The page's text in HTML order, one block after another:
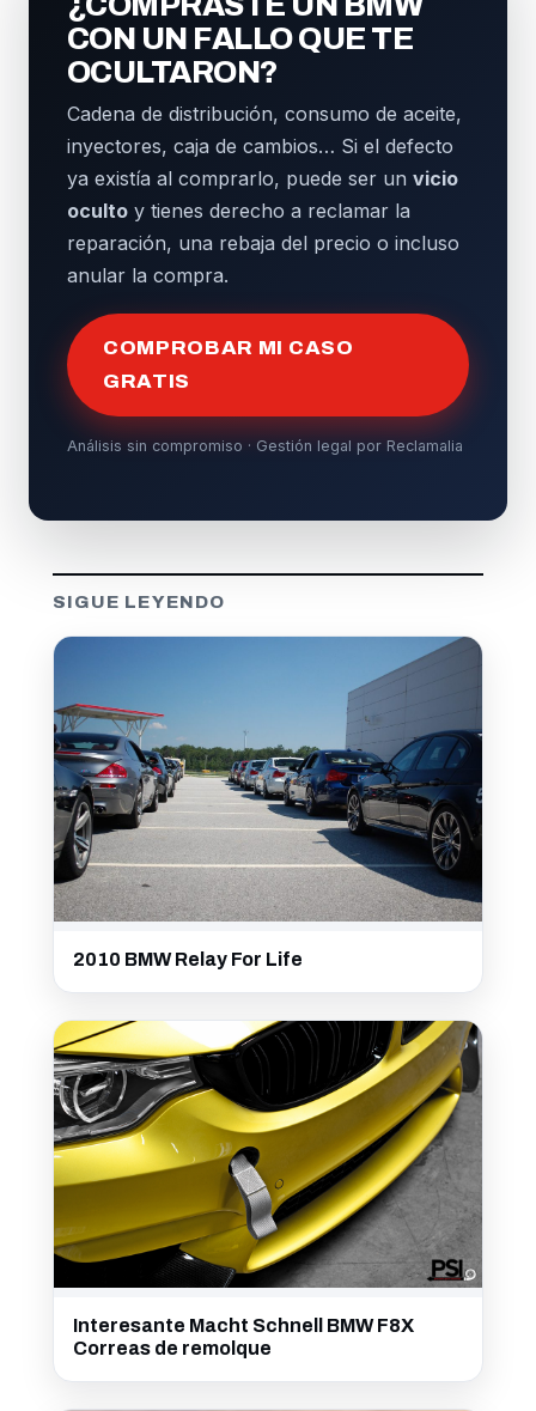
CON UN FALLO QUE TE
OCULTARON?
Cadena de distribución, consumo de aceite,
inyectores, caja de cambios… Si el defecto
ya existía al comprarlo, puede ser un vicio
oculto y tienes derecho a reclamar la
reparación, una rebaja del precio o incluso
anular la compra.
COMPROBAR MI CASO
GRATIS
Análisis sin compromiso · Gestión legal por Reclamalia
SIGUE LEYENDO
2010 BMW Relay For Life
Interesante Macht Schnell BMW F8X
Correas de remolque